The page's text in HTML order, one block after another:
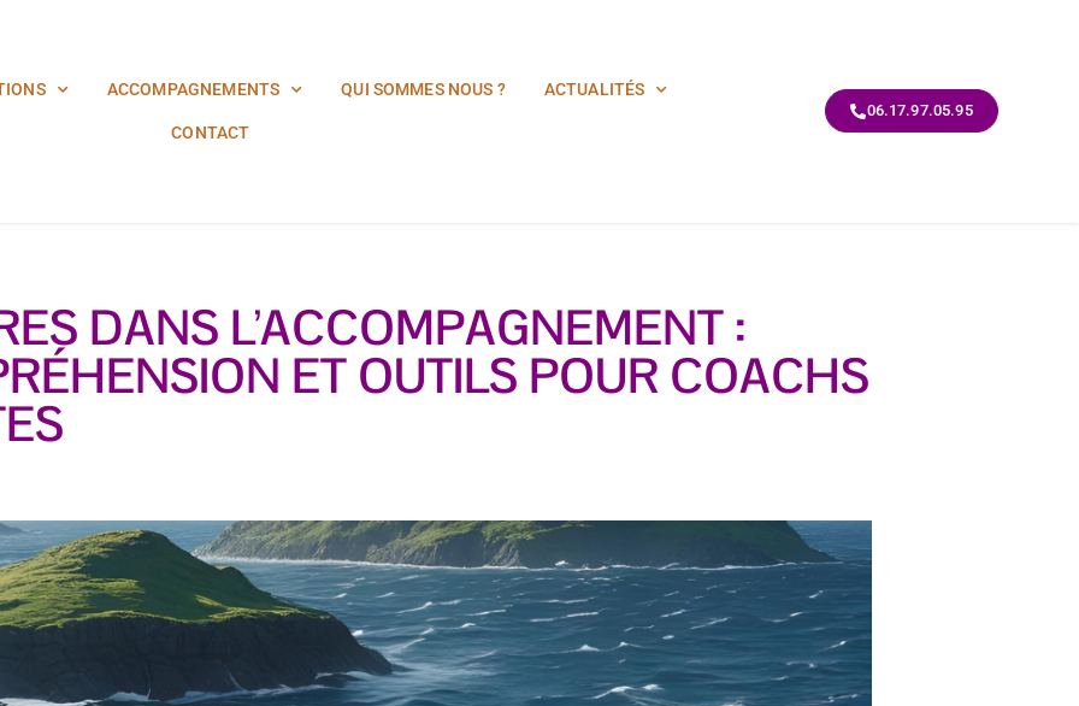
ACCOMPAGNEMENTS QUI SOMMES NOUS ? ACTUALITÉS
CONTACT
06.17.97.05.95
DANS L’ACCOMPAGNEMENT :
ET OUTILS POUR COACHS